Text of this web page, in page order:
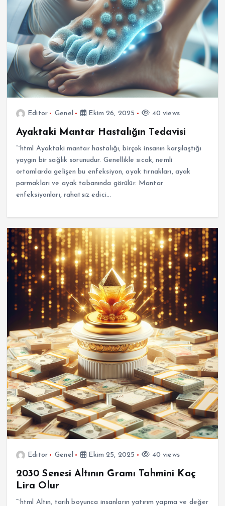
Editor Genel Ekim 26, 2025 40 views
Ayaktaki Mantar Hastalığın Tedavisi
“`html Ayaktaki mantar hastalığı, birçok insanın karşılaştığı
yaygın bir sağlık sorunudur. Genellikle sıcak, nemli
ortamlarda gelişen bu enfeksiyon, ayak tırnakları, ayak
parmakları ve ayak tabanında görülür. Mantar
enfeksiyonları, rahatsız edici…
Editor Genel Ekim 25, 2025 40 views
2030 Senesi Altının Gramı Tahmini Kaç
Lira Olur
“`html Altın, tarih boyunca insanların yatırım yapma ve değer